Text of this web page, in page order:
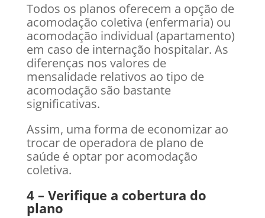
Todos os planos oferecem a opção de
acomodação coletiva (enfermaria) ou
acomodação individual (apartamento)
em caso de internação hospitalar. As
diferenças nos valores de
mensalidade relativos ao tipo de
acomodação são bastante
significativas.
Assim, uma forma de economizar ao
trocar de operadora de plano de
saúde é optar por acomodação
coletiva.
4 – Verifique a cobertura do
plano